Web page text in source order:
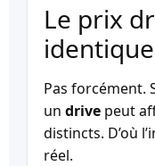
Le prix
Pas forcément.
un drive peut
distincts. D’où
réel.